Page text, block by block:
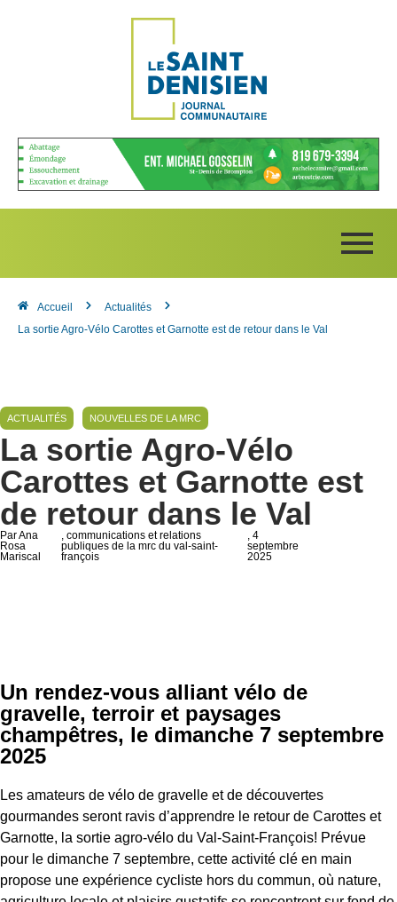
Accueil
Actualités
La sortie Agro-Vélo Carottes et Garnotte est de retour dans le Val
ACTUALITÉS NOUVELLES DE LA MRC
La sortie Agro-Vélo
Carottes et Garnotte est
de retour dans le Val
Par Ana
Rosa
Mariscal
, communications et relations
publiques de la mrc du val-saint-
françois
, 4
septembre
2025
Un rendez-vous alliant vélo de
gravelle, terroir et paysages
champêtres, le dimanche 7 septembre
2025
Les amateurs de vélo de gravelle et de découvertes
gourmandes seront ravis d’apprendre le retour de Carottes et
Garnotte, la sortie agro-vélo du Val-Saint-François! Prévue
pour le dimanche 7 septembre, cette activité clé en main
propose une expérience cycliste hors du commun, où nature,